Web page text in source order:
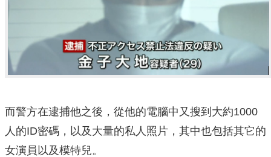
而警方在逮捕他之後，從他的電腦中又搜到大約1000
人的ID密碼，以及大量的私人照片，其中也包括其它的
女演員以及模特兒。